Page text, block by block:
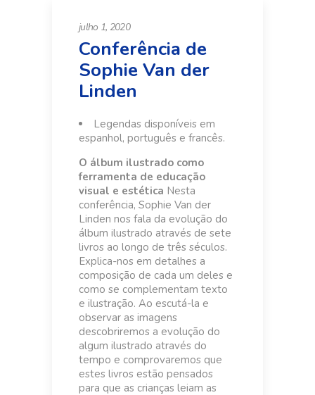
julho 1, 2020
Conferência de
Sophie Van der
Linden
Legendas disponíveis em
espanhol, português e francês.
O álbum ilustrado como
ferramenta de educação
visual e estética Nesta
conferência, Sophie Van der
Linden nos fala da evolução do
álbum ilustrado através de sete
livros ao longo de três séculos.
Explica-nos em detalhes a
composição de cada um deles e
como se complementam texto
e ilustração. Ao escutá-la e
observar as imagens
descobriremos a evolução do
algum ilustrado através do
tempo e comprovaremos que
estes livros estão pensados
para que as crianças leiam as